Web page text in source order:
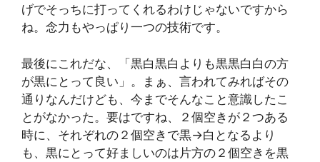
げでそっちに打ってくれるわけじゃないですから
ね。念力もやっぱり一つの技術です。
最後にこれだな、「黒白黒白よりも黒黒白白の方
が黒にとって良い」。まぁ、言われてみればその
通りなんだけども、今までそんなこと意識したこ
とがなかった。要はですね、２個空きが２つある
時に、それぞれの２個空きで黒→白となるより
も、黒にとって好ましいのは片方の２個空きを黒